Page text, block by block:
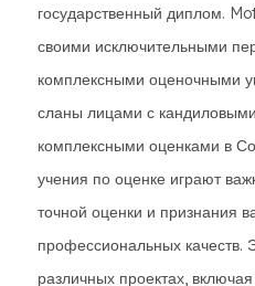
государственный диплом.
своими исключительными
комплексными оценочными
сланы лицами с
комплексными оценками в
учения по оценке играют
точной оценки и признания
профессиональных качеств.
различных проектах,